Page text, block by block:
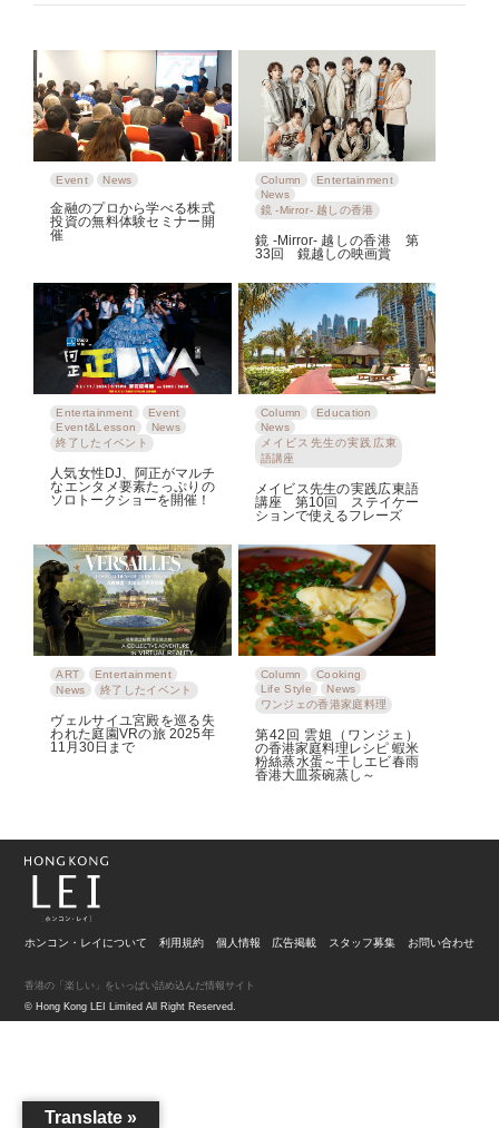
Event News
金融のプロから学べる株式
投資の無料体験セミナー開
催
Column
Entertainment
News
鏡 -Mirror- 越しの香港
鏡 -Mirror- 越しの香港 第
33回 鏡越しの映画賞
Entertainment
Event
Event&Lesson
News
終了したイベント
人気女性DJ、阿正がマルチ
なエンタメ要素たっぷりの
ソロトークショーを開催！
Column
Education
News
メイビス先生の実践広東
語講座
メイビス先生の実践広東語
講座 第10回 ステイケー
ションで使えるフレーズ
ART
Entertainment
News
終了したイベント
ヴェルサイユ宮殿を巡る失
われた庭園VRの旅 2025年
11月30日まで
Column
Cooking
Life Style
News
ワンジェの香港家庭料理
第42回 雲姐（ワンジェ）
の香港家庭料理レシピ 蝦米
粉絲蒸水蛋～干しエビ春雨
香港大皿茶碗蒸し～
ホンコン・レイについて 利用規約 個人情報 広告掲載 スタッフ募集 お問い合わせ
© Hong Kong LEI Limited All Right Reserved.
香港の「楽しい」をいっぱい詰め込んだ情報サイト
Translate »